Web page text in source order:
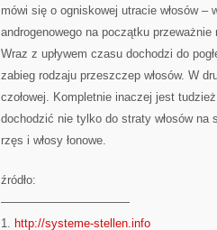
mówi się o ogniskowej utracie włosów –
androgenowego na początku
Wraz z upływem czasu dochodzi do
zabieg rodzaju przeszczep włosów. W
czołowej. Kompletnie inaczej jest
dochodzić nie tylko do straty włosów na
rzęs i włosy łonowe.
źródło:
———————————
1. http://systeme-stellen.info